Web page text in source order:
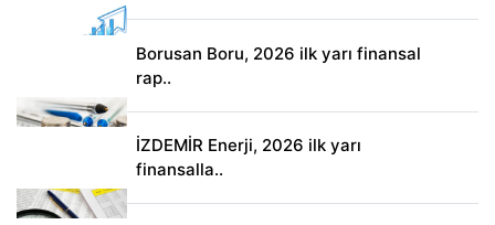
Borusan Boru, 2026 ilk yarı finansal
rap..
İZDEMİR Enerji, 2026 ilk yarı
finansalla..